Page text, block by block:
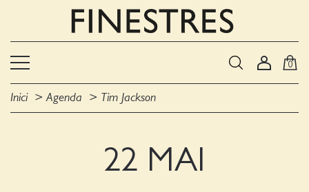
0
Inici Agenda Tim Jackson
22 MAI